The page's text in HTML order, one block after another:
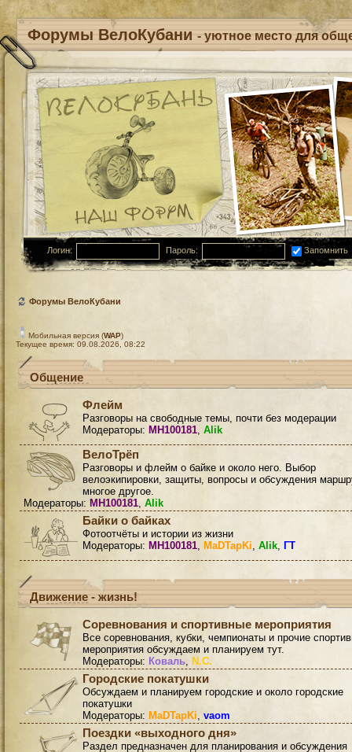
Форумы ВелоКубани - уютное место для
Логин: Пароль: Запомнить
Форумы ВелоКубани
Мобильная версия (WAP)
Текущее время: 09.08.2026, 08:22
Общение
Флейм
Разговоры на свободные темы, почти без модерации
Модераторы: MH100181, Alik
ВелоТрёп
Разговоры и флейм о байке и около него. Выбор
велоэкипировки, защиты, вопросы и обсуждения
многое другое.
Модераторы: MH100181, Alik
Байки о байках
Фотоотчёты и истории из жизни
Модераторы: MH100181, MaDTapKi, Alik, ГТ
Движение - жизнь!
Соревнования и спортивные мероприятия
Все соревнования, кубки, чемпионаты и прочие
мероприятия обсуждаем и планируем тут.
Модераторы: Коваль, N.C.
Городские покатушки
Обсуждаем и планируем городские и около городские
покатушки
Модераторы: MaDTapKi, vaom
Поездки «выходного дня»
Раздел предназначен для планирования и обсуждения